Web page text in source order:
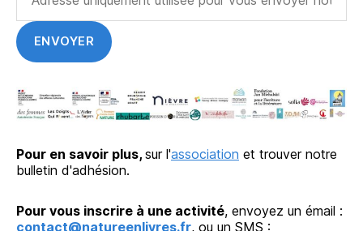
Pour en savoir plus, sur l'association et trouver notre
bulletin d'adhésion.
Pour vous inscrire à une activité, envoyez un émail :
contact@natureenlivres.fr, ou un SMS :